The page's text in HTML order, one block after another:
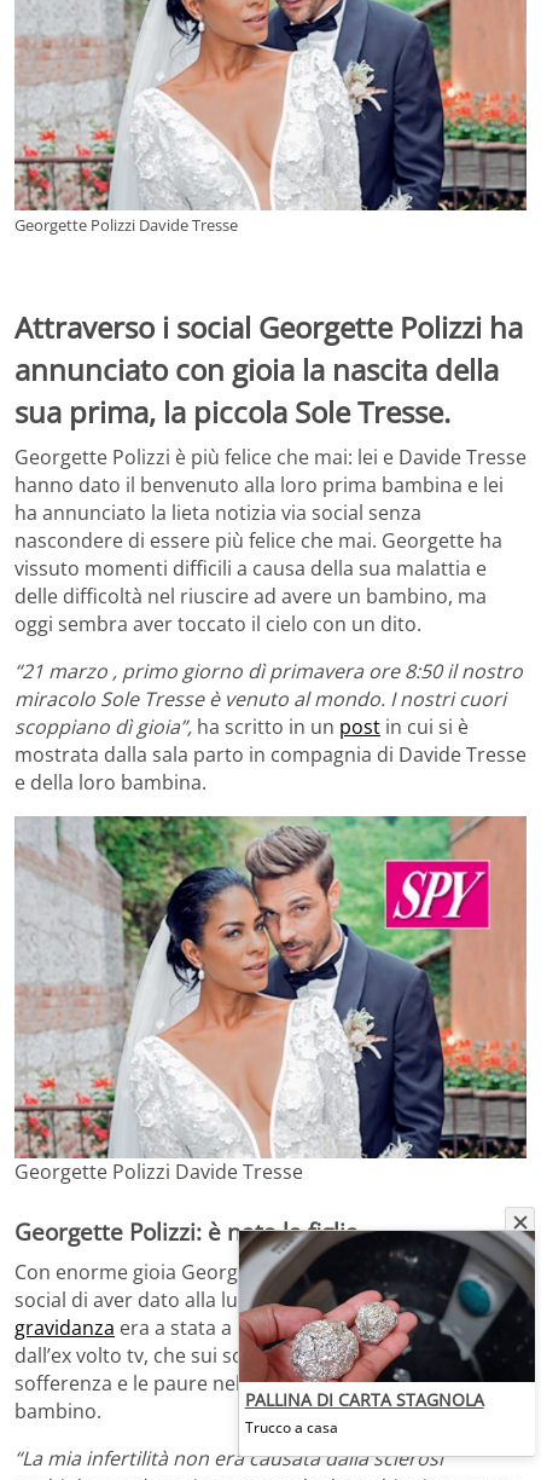
Georgette Polizzi Davide Tresse
Attraverso i social Georgette Polizzi ha
annunciato con gioia la nascita della
sua prima, la piccola Sole Tresse.
Georgette Polizzi è più felice che mai: lei e Davide Tresse
hanno dato il benvenuto alla loro prima bambina e lei
ha annunciato la lieta notizia via social senza
nascondere di essere più felice che mai. Georgette ha
vissuto momenti difficili a causa della sua malattia e
delle difficoltà nel riuscire ad avere un bambino, ma
oggi sembra aver toccato il cielo con un dito.
“21 marzo , primo giorno dì primavera ore 8:50 il nostro
miracolo Sole Tresse è venuto al mondo. I nostri cuori
scoppiano dì gioia”, ha scritto in un post in cui si è
mostrata dalla sala parto in compagnia di Davide Tresse
e della loro bambina.
Georgette Polizzi Davide Tresse
Georgette Polizzi: è nata la figlia
Con enorme gioia Georgette Polizzi ha annunciato via
social di aver dato alla luce la sua prima figlia. La
gravidanza era a stata a lungo cercata e desiderata
dall’ex volto tv, che sui social non ha nascosto la grande
sofferenza e le paure nel non riuscire ad avere un
bambino.
“La mia infertilità non era causata dalla sclerosi
PALLINA DI CARTA STAGNOLA
Trucco a casa